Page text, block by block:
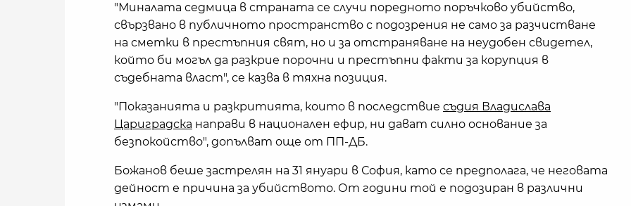
"Миналата седмица в страната се случи поредното поръчково убийство,
свързвано в публичното пространство с подозрения не само за разчистване
на сметки в престъпния свят, но и за отстраняване на неудобен свидетел,
който би могъл да разкрие порочни и престъпни факти за корупция в
съдебната власт", се казва в тяхна позиция.
"Показанията и разкритията, които в последствие съдия Владислава
Цариградска направи в национален ефир, ни дават силно основание за
безпокойство", допълват още от ПП-ДБ.
Божанов беше застрелян на 31 януари в София, като се предполага, че неговата
дейност е причина за убийството. От години той е подозиран в различни